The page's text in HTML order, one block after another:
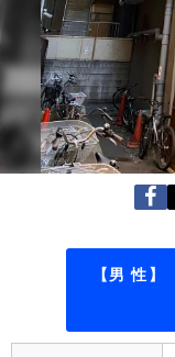
【男 性】